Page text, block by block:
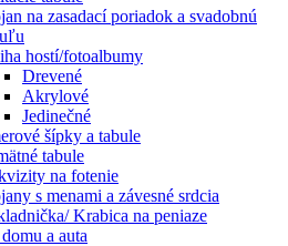
na zasadací poriadok a svadobnú
hostí/fotoalbumy
Drevené
Akrylové
Jedinečné
šípky a tabule
tabule
na fotenie
s menami a závesné srdcia
Krabica na peniaze
a auta